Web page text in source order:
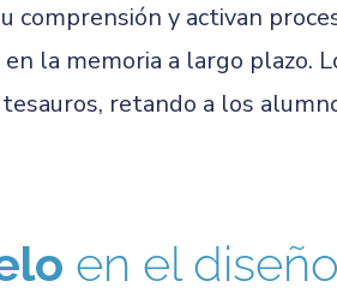
comprensión y activan
la memoria a largo plazo.
retando a los
en el